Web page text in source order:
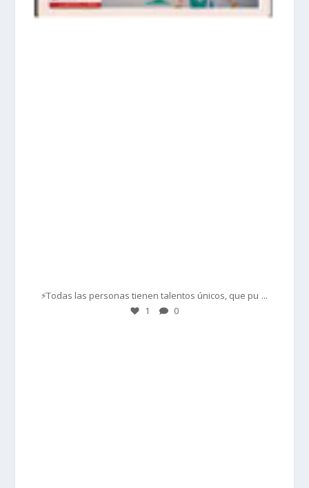
⚡Todas las personas tienen talentos únicos, que pu ...
1 0